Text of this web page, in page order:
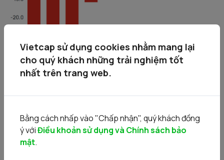
Giao dịch khối ngoại
Vietcap sử dụng cookies nhằm mang lại
cho quý khách những trải nghiệm tốt
nhất trên trang web.
Bằng cách nhấp vào "Chấp nhận", quý khách đồng
ý vớiĐiều khoản sử dụng và Chính sách bảo
mật.